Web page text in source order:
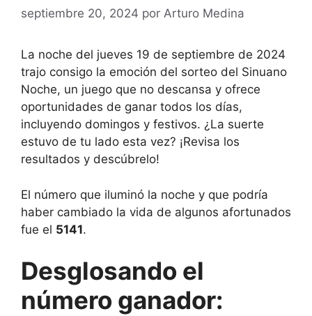
septiembre 20, 2024 por Arturo Medina
La noche del jueves 19 de septiembre de 2024
trajo consigo la emoción del sorteo del Sinuano
Noche, un juego que no descansa y ofrece
oportunidades de ganar todos los días,
incluyendo domingos y festivos. ¿La suerte
estuvo de tu lado esta vez? ¡Revisa los
resultados y descúbrelo!
El número que iluminó la noche y que podría
haber cambiado la vida de algunos afortunados
fue el 5141.
Desglosando el
número ganador: